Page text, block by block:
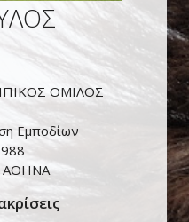
ΟΜΙΛΟΣ
Εμποδίων
ΑΘΗΝΑ